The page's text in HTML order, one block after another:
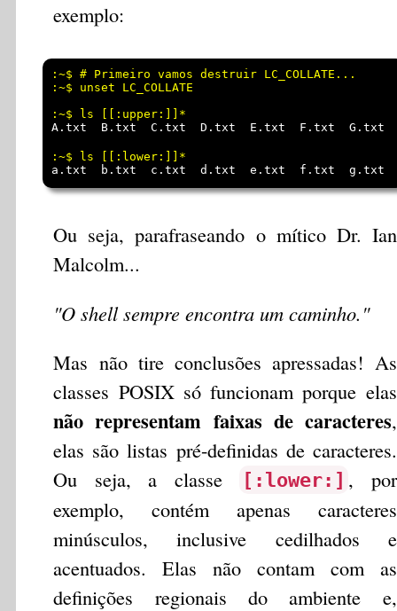
exemplo:
:~$ # Primeiro vamos destruir LC_COLLATE...
:~$ unset LC_COLLATE
A.txt  B.txt  C.txt  D.txt  E.txt  F.txt
a.txt  b.txt  c.txt  d.txt  e.txt  f.txt
Ou seja, parafraseando o mítico Dr. Ian
Malcolm...
"O shell sempre encontra um caminho."
Mas não tire conclusões apressadas! As
classes POSIX só funcionam porque elas
não representam faixas de caracteres,
elas são listas pré-definidas de caracteres.
Ou seja, a classe
[:lower:] , por
exemplo, contém apenas caracteres
minúsculos, inclusive cedilhados e
acentuados. Elas não contam com as
definições regionais do ambiente e,